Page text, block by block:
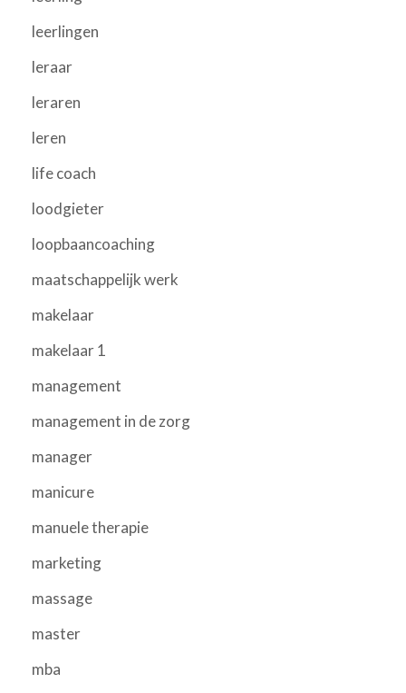
leerlingen
leraar
leraren
leren
life coach
loodgieter
loopbaancoaching
maatschappelijk werk
makelaar
makelaar 1
management
management in de zorg
manager
manicure
manuele therapie
marketing
massage
master
mba